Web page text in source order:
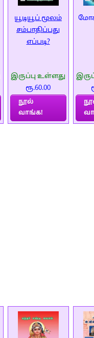
யூடியூப் மூலம்
சம்பாதிப்பது
எப்படி?
இருப்பு உள்ளது
ரூ.60.00
நூல்
வாங்க!